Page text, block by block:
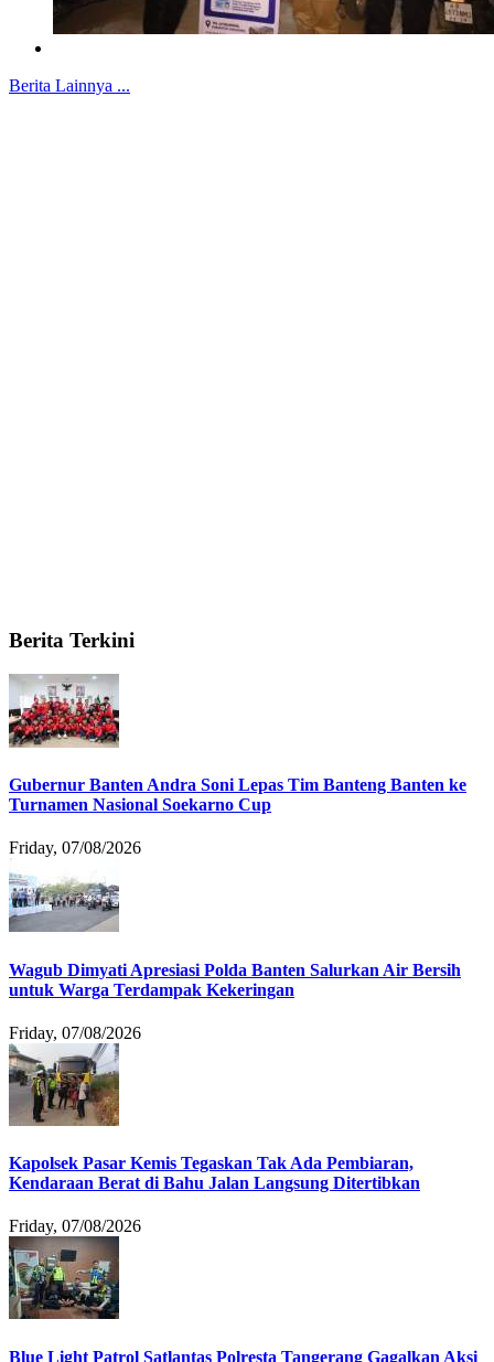
Berita Lainnya ...
Berita Terkini
Gubernur Banten Andra Soni Lepas Tim Banteng Banten ke
Turnamen Nasional Soekarno Cup
Friday, 07/08/2026
Wagub Dimyati Apresiasi Polda Banten Salurkan Air Bersih
untuk Warga Terdampak Kekeringan
Friday, 07/08/2026
Kapolsek Pasar Kemis Tegaskan Tak Ada Pembiaran,
Kendaraan Berat di Bahu Jalan Langsung Ditertibkan
Friday, 07/08/2026
Blue Light Patrol Satlantas Polresta Tangerang Gagalkan Aksi